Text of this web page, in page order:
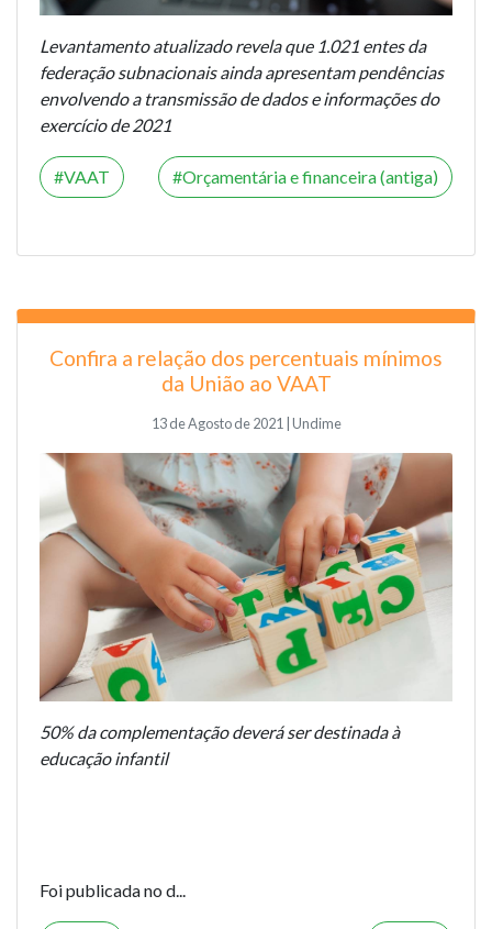
Levantamento atualizado revela que 1.021 entes da
federação subnacionais ainda apresentam pendências
envolvendo a transmissão de dados e informações do
exercício de 2021
VAAT Orçamentária e financeira (antiga)
Confira a relação dos percentuais mínimos
da União ao VAAT
13 de Agosto de 2021 | Undime
50% da complementação deverá ser destinada à
educação infantil
Foi publicada no d...